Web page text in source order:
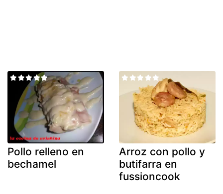
Pollo relleno en
bechamel
Arroz con pollo y
butifarra en
fussioncook